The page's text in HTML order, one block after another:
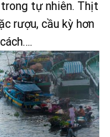
tự nhiên. Thịt
rượu, cầu kỳ hơn